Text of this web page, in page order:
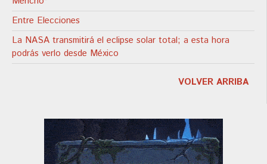
Entre Elecciones
La NASA transmitirá el eclipse solar total; a esta hora
podrás verlo desde México
VOLVER ARRIBA